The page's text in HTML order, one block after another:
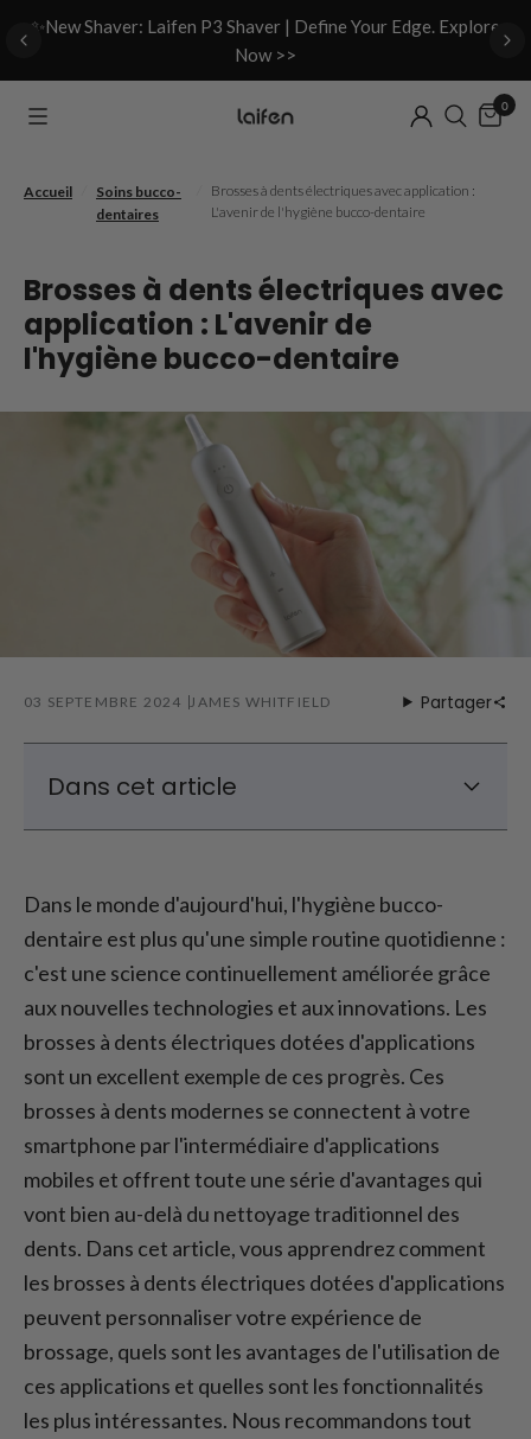
✨New Shaver: Laifen P3 Shaver | Define Your Edge. Explore
Now >>
0
Accueil
Soins bucco-
dentaires
Brosses à dents électriques avec application :
L'avenir de l'hygiène bucco-dentaire
Brosses à dents électriques avec
application : L'avenir de
l'hygiène bucco-dentaire
03 SEPTEMBRE 2024 JAMES WHITFIELD Partager
Dans cet article
Programmes de nettoyage personnalisés
Recommandation : Brosse à dents
électrique Laifen Wave
Comment les brosses à dents électriques
contrôlées par application offrent-elles
une expérience de brossage personnalisée
Conclusion
Dans le monde d'aujourd'hui, l'hygiène bucco-
dentaire est plus qu'une simple routine quotidienne :
c'est une science continuellement améliorée grâce
aux nouvelles technologies et aux innovations. Les
brosses à dents électriques dotées d'applications
sont un excellent exemple de ces progrès. Ces
brosses à dents modernes se connectent à votre
smartphone par l'intermédiaire d'applications
mobiles et offrent toute une série d'avantages qui
vont bien au-delà du nettoyage traditionnel des
dents. Dans cet article, vous apprendrez comment
les brosses à dents électriques dotées d'applications
peuvent personnaliser votre expérience de
brossage, quels sont les avantages de l'utilisation de
ces applications et quelles sont les fonctionnalités
les plus intéressantes. Nous recommandons tout